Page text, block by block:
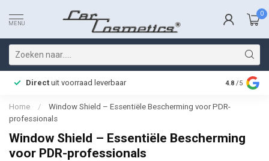
MENU
0
Direct uit voorraad leverbaar Snelle
4.8 /5
Home /
Window Shield – Essentiële Bescherming voor PDR-
professionals
Window Shield – Essentiële Bescherming
voor PDR-professionals